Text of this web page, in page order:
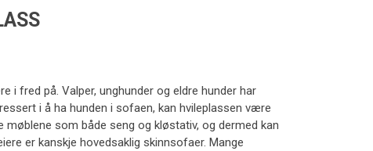
i fred på. Valper, unghunder og eldre hunder har
i å ha hunden i sofaen, kan hvileplassen være
møblene som både seng og kløstativ, og dermed kan
er kanskje hovedsaklig skinnsofaer. Mange